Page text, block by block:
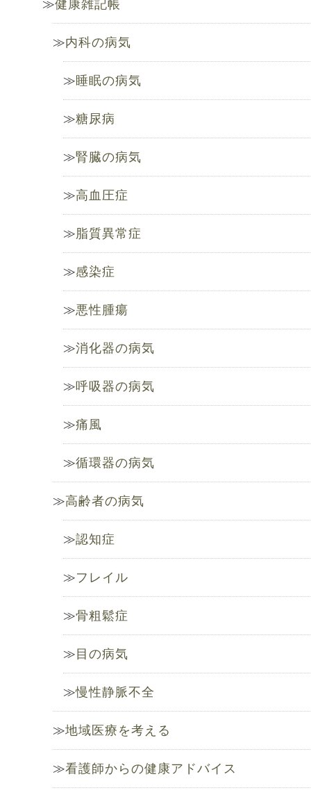
健康雑記帳
内科の病気
睡眠の病気
糖尿病
腎臓の病気
高血圧症
脂質異常症
感染症
悪性腫瘍
消化器の病気
呼吸器の病気
痛風
循環器の病気
高齢者の病気
認知症
フレイル
骨粗鬆症
目の病気
慢性静脈不全
地域医療を考える
看護師からの健康アドバイス